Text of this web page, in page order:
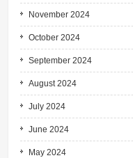
November 2024
October 2024
September 2024
August 2024
July 2024
June 2024
May 2024